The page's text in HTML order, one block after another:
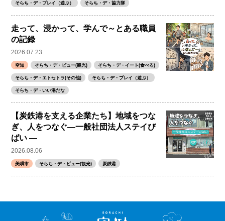
そらち・デ・プレイ（遊ぶ） そらち・デ・協力隊
走って、浸かって、学んで～とある職員
の記録
2026.07.23
空知 そらち・デ・ビュー(観光) そらち・デ・イート(食べる)
そらち・デ・エトセトラ(その他) そらち・デ・プレイ（遊ぶ）
そらち・デ・いい湯だな
【炭鉄港を支える企業たち】地域をつな
ぎ、人をつなぐ―一般社団法人ステイび
ばい ―
2026.08.06
美唄市 そらち・デ・ビュー(観光) 炭鉄港